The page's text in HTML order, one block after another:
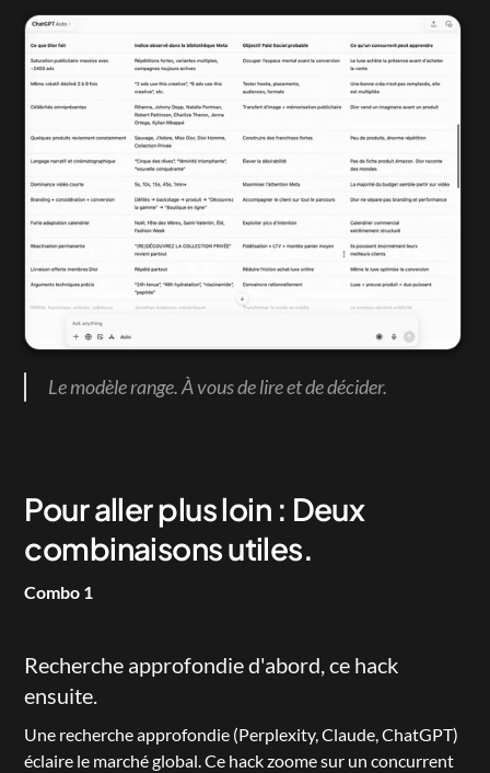
Le modèle range. À vous de lire et de décider.
Pour aller plus loin : Deux
combinaisons utiles.
Combo 1
Recherche approfondie d'abord, ce hack
ensuite.
Une recherche approfondie (Perplexity, Claude, ChatGPT)
éclaire le marché global. Ce hack zoome sur un concurrent